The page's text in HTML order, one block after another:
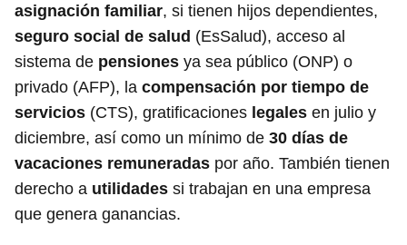
asignación familiar, si tienen hijos dependientes,
seguro social de salud (EsSalud), acceso al
sistema de pensiones ya sea público (ONP) o
privado (AFP), la compensación por tiempo de
servicios (CTS), gratificaciones legales en julio y
diciembre, así como un mínimo de 30 días de
vacaciones remuneradas por año. También tienen
derecho a utilidades si trabajan en una empresa
que genera ganancias.